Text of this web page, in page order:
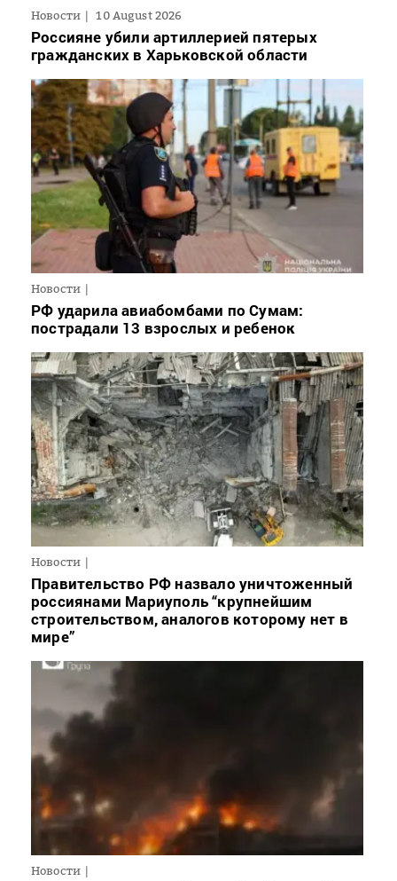
Новости 10 August 2026
Россияне убили артиллерией пятерых
гражданских в Харьковской области
Новости
РФ ударила авиабомбами по Сумам:
пострадали 13 взрослых и ребенок
Новости
Правительство РФ назвало уничтоженный
россиянами Мариуполь “крупнейшим
строительством, аналогов которому нет в
мире”
Новости